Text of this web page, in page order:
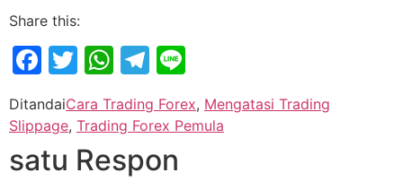
Share this:
Facebook
Twitter
WhatsApp
Telegram
DitandaiCara Trading Forex, Mengatasi Trading
Slippage, Trading Forex Pemula
satu Respon